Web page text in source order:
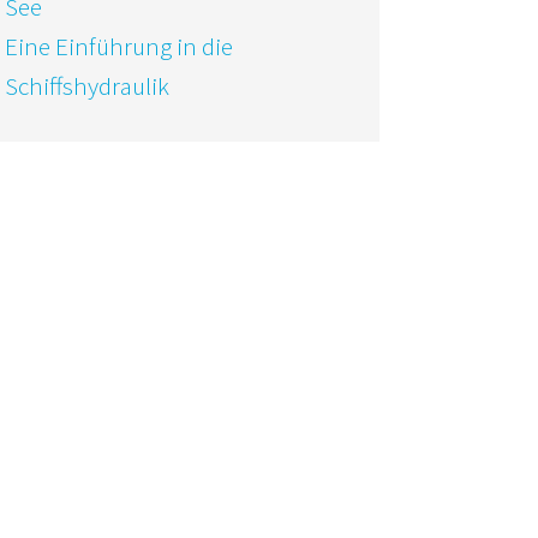
See
Eine Einführung in die
Schiffshydraulik